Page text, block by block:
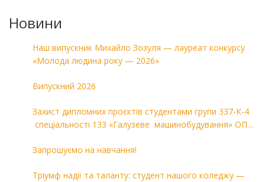
Новини
Наш випускник Михайло Зозуля — лауреат конкурсу
«Молода людина року — 2026»
Випускний 2026
Захист дипломних проєктів студентами групи 337-К-4
спеціальності 133 «Галузеве машинобудування» ОПП
Запрошуємо на навчання!
Тріумф надії та таланту: студент нашого коледжу —